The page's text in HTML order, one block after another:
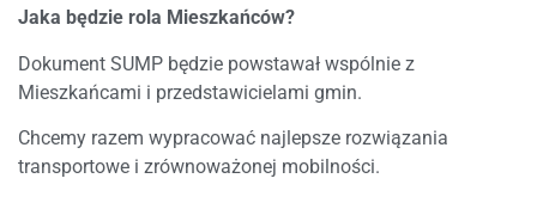
Jaka będzie rola Mieszkańców?
Dokument SUMP będzie powstawał wspólnie z
Mieszkańcami i przedstawicielami gmin.
Chcemy razem wypracować najlepsze rozwiązania
transportowe i zrównoważonej mobilności.